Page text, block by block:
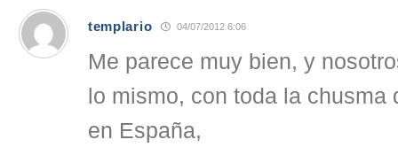
templario 04/07/2012 6:06
Me parece muy bien, y
lo mismo, con toda la chusma
en España,